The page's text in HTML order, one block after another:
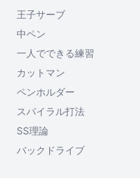
王子サーブ
中ペン
一人でできる練習
カットマン
ペンホルダー
スパイラル打法
SS理論
バックドライブ